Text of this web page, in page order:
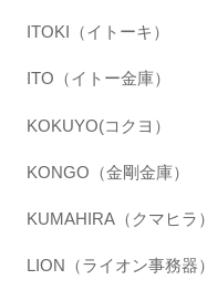
ITOKI（イトーキ）
ITO（イトー金庫）
KOKUYO(コクヨ）
KONGO（金剛金庫）
KUMAHIRA（クマヒラ）
LION（ライオン事務器）